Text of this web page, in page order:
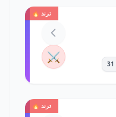
ترند 🔥
⚔️
ترند 🔥